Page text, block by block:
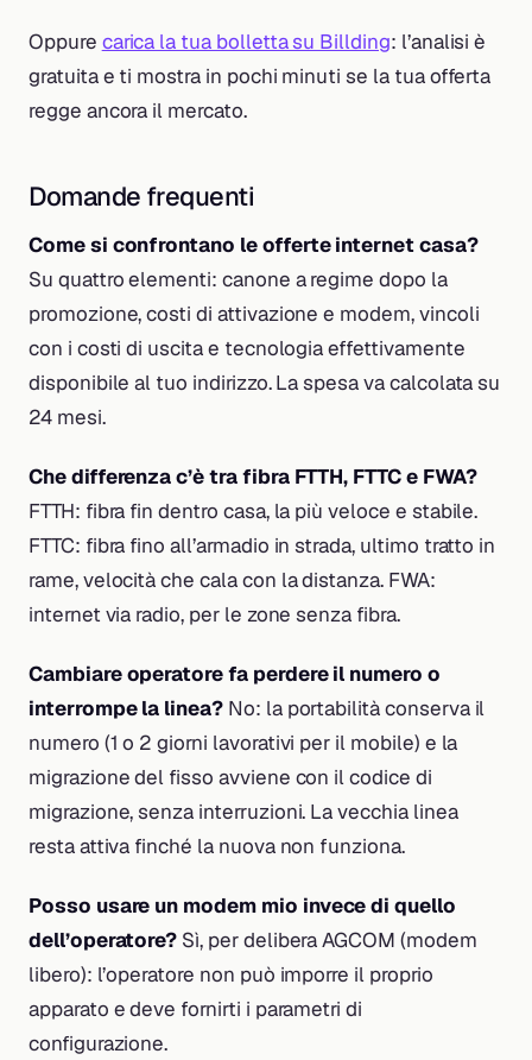
Oppure carica la tua bolletta su Billding: l’analisi è
gratuita e ti mostra in pochi minuti se la tua offerta
regge ancora il mercato.
Domande frequenti
Come si confrontano le offerte internet casa?
Su quattro elementi: canone a regime dopo la
promozione, costi di attivazione e modem, vincoli
con i costi di uscita e tecnologia effettivamente
disponibile al tuo indirizzo. La spesa va calcolata su
24 mesi.
Che differenza c’è tra fibra FTTH, FTTC e FWA?
FTTH: fibra fin dentro casa, la più veloce e stabile.
FTTC: fibra fino all’armadio in strada, ultimo tratto in
rame, velocità che cala con la distanza. FWA:
internet via radio, per le zone senza fibra.
Cambiare operatore fa perdere il numero o
interrompe la linea?No: la portabilità conserva il
numero (1 o 2 giorni lavorativi per il mobile) e la
migrazione del fisso avviene con il codice di
migrazione, senza interruzioni. La vecchia linea
resta attiva finché la nuova non funziona.
Posso usare un modem mio invece di quello
dell’operatore? Sì, per delibera AGCOM (modem
libero): l’operatore non può imporre il proprio
apparato e deve fornirti i parametri di
configurazione.